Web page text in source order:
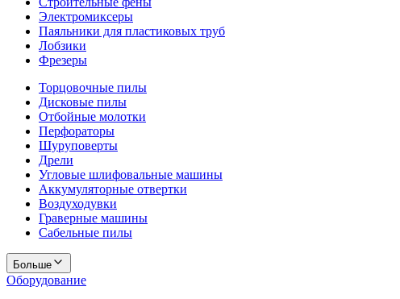
Электромиксеры
Паяльники для пластиковых труб
Лобзики
Фрезеры
Торцовочные пилы
Дисковые пилы
Отбойные молотки
Перфораторы
Шуруповерты
Дрели
Угловые шлифовальные машины
Аккумуляторные отвертки
Воздуходувки
Граверные машины
Сабельные пилы
Больше
Оборудование